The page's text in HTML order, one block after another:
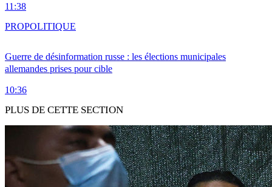
11:38
Guerre de désinformation russe : les élections municipales
allemandes prises pour cible
10:36
PROPOLITIQUE
PLUS DE CETTE SECTION